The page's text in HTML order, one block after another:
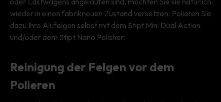
wieder in einen fabrikneuen Zustand versetzen. Polieren Sie
dazu Ihre Alufelgen selbst mit dem Stipt Mini Dual Action
und/oder dem Stipt Nano Polisher.
Reinigung der Felgen vor dem
Polieren